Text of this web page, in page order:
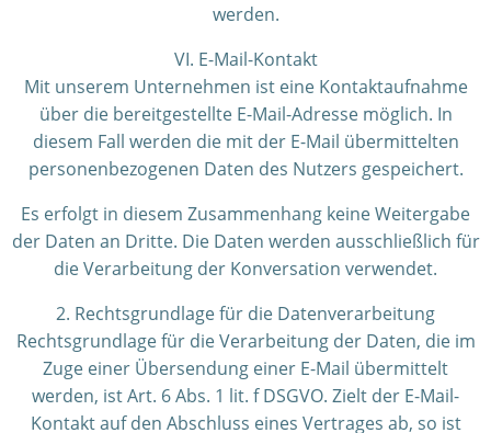
werden.
VI. E-Mail-Kontakt
Mit unserem Unternehmen ist eine Kontaktaufnahme
über die bereitgestellte E-Mail-Adresse möglich. In
diesem Fall werden die mit der E-Mail übermittelten
personenbezogenen Daten des Nutzers gespeichert.
Es erfolgt in diesem Zusammenhang keine Weitergabe
der Daten an Dritte. Die Daten werden ausschließlich für
die Verarbeitung der Konversation verwendet.
2. Rechtsgrundlage für die Datenverarbeitung
Rechtsgrundlage für die Verarbeitung der Daten, die im
Zuge einer Übersendung einer E-Mail übermittelt
werden, ist Art. 6 Abs. 1 lit. f DSGVO. Zielt der E-Mail-
Kontakt auf den Abschluss eines Vertrages ab, so ist